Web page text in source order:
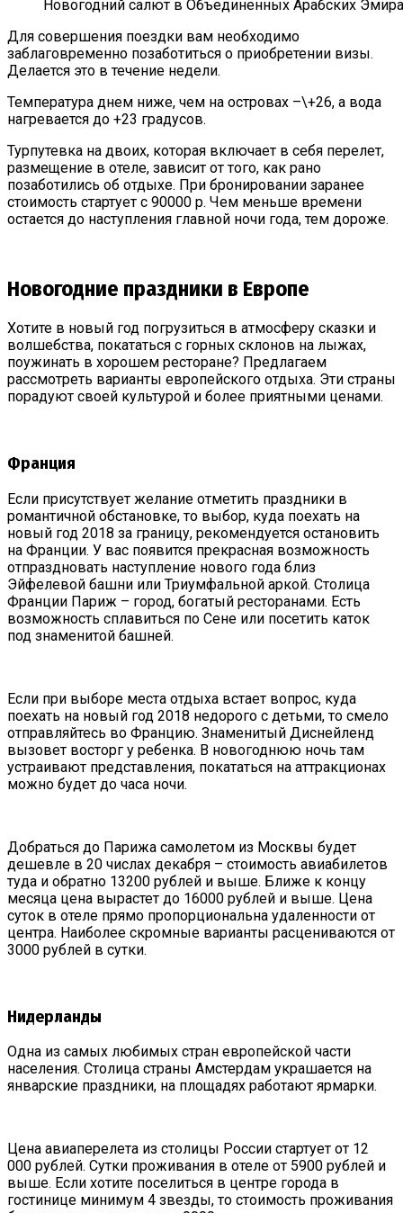
Новогодний салют в Объединенных Арабских
Для совершения поездки вам необходимо
заблаговременно позаботиться о приобретении визы.
Делается это в течение недели.
Температура днем ниже, чем на островах –\+26, а вода
нагревается до +23 градусов.
Турпутевка на двоих, которая включает в себя перелет,
размещение в отеле, зависит от того, как рано
позаботились об отдыхе. При бронировании заранее
стоимость стартует с 90000 р. Чем меньше времени
остается до наступления главной ночи года, тем дороже.
Новогодние праздники в Европе
Хотите в новый год погрузиться в атмосферу сказки и
волшебства, покататься с горных склонов на лыжах,
поужинать в хорошем ресторане? Предлагаем
рассмотреть варианты европейского отдыха. Эти страны
порадуют своей культурой и более приятными ценами.
Франция
Если присутствует желание отметить праздники в
романтичной обстановке, то выбор, куда поехать на
новый год 2018 за границу, рекомендуется остановить
на Франции. У вас появится прекрасная возможность
отпраздновать наступление нового года близ
Эйфелевой башни или Триумфальной аркой. Столица
Франции Париж – город, богатый ресторанами. Есть
возможность сплавиться по Сене или посетить каток
под знаменитой башней.
Если при выборе места отдыха встает вопрос, куда
поехать на новый год 2018 недорого с детьми, то смело
отправляйтесь во Францию. Знаменитый Диснейленд
вызовет восторг у ребенка. В новогоднюю ночь там
устраивают представления, покататься на аттракционах
можно будет до часа ночи.
Добраться до Парижа самолетом из Москвы будет
дешевле в 20 числах декабря – стоимость авиабилетов
туда и обратно 13200 рублей и выше. Ближе к концу
месяца цена вырастет до 16000 рублей и выше. Цена
суток в отеле прямо пропорциональна удаленности от
центра. Наиболее скромные варианты расцениваются от
3000 рублей в сутки.
Нидерланды
Одна из самых любимых стран европейской части
населения. Столица страны Амстердам украшается на
январские праздники, на площадях работают ярмарки.
Цена авиаперелета из столицы России стартует от 12
000 рублей. Сутки проживания в отеле от 5900 рублей и
выше. Если хотите поселиться в центре города в
гостинице минимум 4 звезды, то стоимость проживания